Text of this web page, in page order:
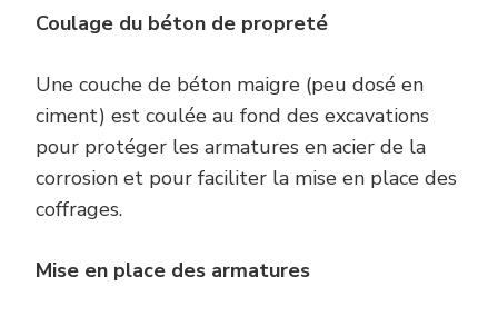
Coulage du béton de propreté
Une couche de béton maigre (peu dosé en
ciment) est coulée au fond des excavations
pour protéger les armatures en acier de la
corrosion et pour faciliter la mise en place des
coffrages.
Mise en place des armatures